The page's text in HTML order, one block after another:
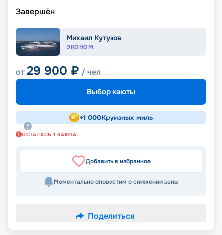
Завершён
Михаил Кутузов
ЭКОНОМ
от29 900 ₽ / чел
Выбор каюты
+1 000Круизных миль
ОСТАЛАСЬ 1 КАЮТА
Добавить в избранное
Моментально оповестим о снижении цены
Поделиться